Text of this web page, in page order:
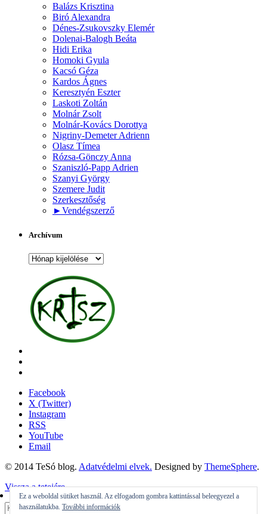
Ez a weboldal sütiket használ. Az elfogadom gombra kattintással beleegyezel a
használatukba. További információk
Balázs Krisztina
Biró Alexandra
Dénes-Zsukovszky Elemér
Dolenai-Balogh Beáta
Hidi Erika
Homoki Gyula
Kacsó Géza
Kardos Ágnes
Keresztyén Eszter
Laskoti Zoltán
Molnár Zsolt
Molnár-Kovács Dorottya
Nigriny-Demeter Adrienn
Olasz Tímea
Rózsa-Gönczy Anna
Szaniszló-Papp Adrien
Szanyi György
Szemere Judit
Szerkesztőség
►Vendégszerző
Archívum
Archívum
Facebook
X (Twitter)
Instagram
RSS
YouTube
Email
© 2014 TeSó blog. Adatvédelmi elvek. Designed by ThemeSphere.
Vissza a tetejére